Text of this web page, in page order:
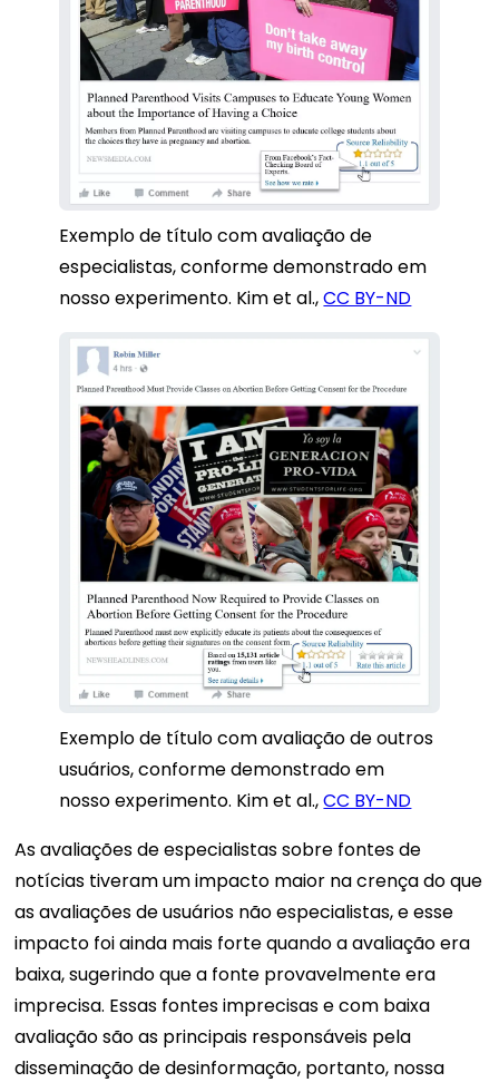
Exemplo de título com avaliação de
especialistas, conforme demonstrado em
nosso experimento. Kim et al.,CC BY-ND
Exemplo de título com avaliação de outros
usuários, conforme demonstrado em
nosso experimento. Kim et al.,CC BY-ND
As avaliações de especialistas sobre fontes de
notícias tiveram um impacto maior na crença do que
as avaliações de usuários não especialistas, e esse
impacto foi ainda mais forte quando a avaliação era
baixa, sugerindo que a fonte provavelmente era
imprecisa. Essas fontes imprecisas e com baixa
avaliação são as principais responsáveis ​​pela
disseminação de desinformação, portanto, nossa